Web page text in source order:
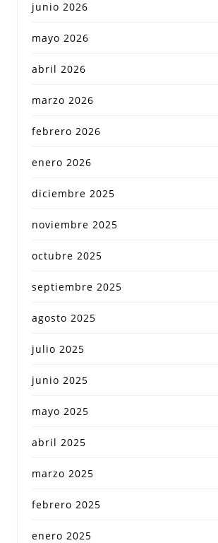
junio 2026
mayo 2026
abril 2026
marzo 2026
febrero 2026
enero 2026
diciembre 2025
noviembre 2025
octubre 2025
septiembre 2025
agosto 2025
julio 2025
junio 2025
mayo 2025
abril 2025
marzo 2025
febrero 2025
enero 2025